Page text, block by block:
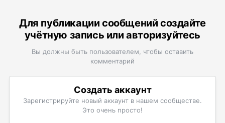
Для публикации сообщений создайте
учётную запись или авторизуйтесь
Вы должны быть пользователем, чтобы оставить
комментарий
Создать аккаунт
Зарегистрируйте новый аккаунт в нашем сообществе.
Это очень просто!